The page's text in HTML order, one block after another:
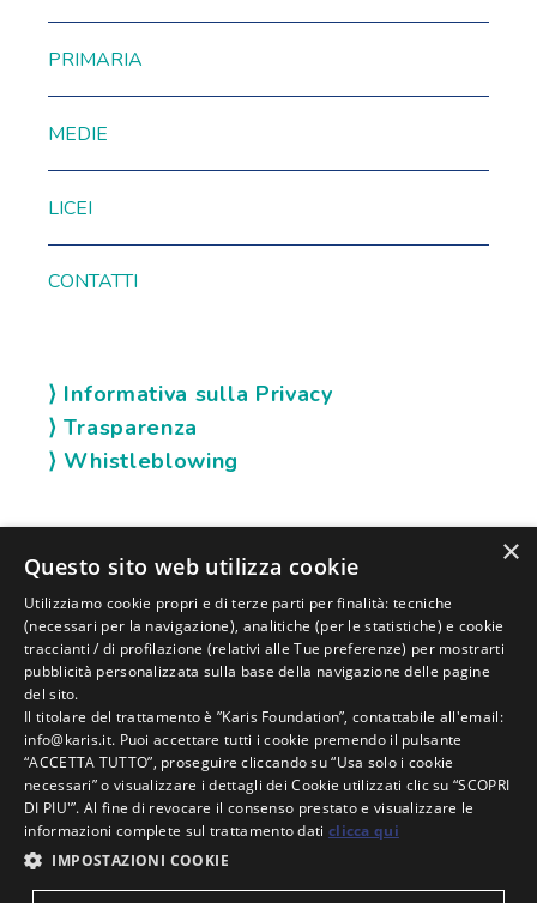
PRIMARIA
MEDIE
LICEI
CONTATTI
⟩ Informativa sulla Privacy
⟩ Trasparenza
⟩ Whistleblowing
SOCIAL KARIS
KARIS FOUNDATION |C.F. E P. IVA: 02006630400 |
N.RO REA:RN-235393 |
LEGALE IN VIA BRANDOLINO, 13 - 47921 A RIMINI |
×
Questo sito web utilizza cookie
Utilizziamo cookie propri e di terze parti per finalità: tecniche
(necessari per la navigazione), analitiche (per le statistiche) e cookie
traccianti / di profilazione (relativi alle Tue preferenze) per mostrarti
pubblicità personalizzata sulla base della navigazione delle pagine
del sito.
Il titolare del trattamento è ”Karis Foundation”, contattabile all'email:
info@karis.it. Puoi accettare tutti i cookie premendo il pulsante
“ACCETTA TUTTO”, proseguire cliccando su “Usa solo i cookie
necessari” o visualizzare i dettagli dei Cookie utilizzati clic su “SCOPRI
DI PIU'”. Al fine di revocare il consenso prestato e visualizzare le
informazioni complete sul trattamento dati clicca qui
IMPOSTAZIONI COOKIE